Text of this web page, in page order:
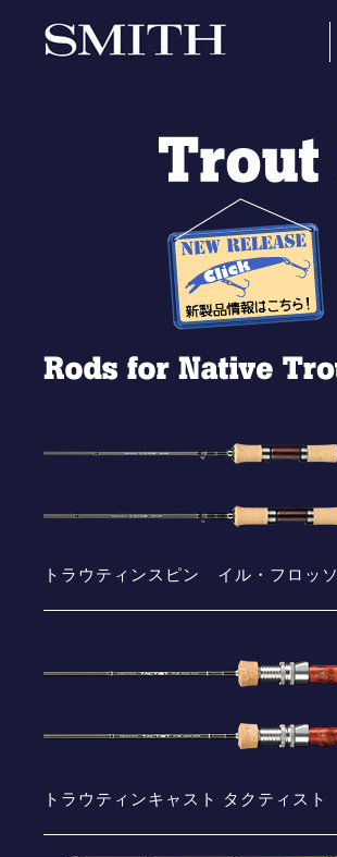
トラウティンスピン イル・フロッソ
トラウティンキャスト タクティスト